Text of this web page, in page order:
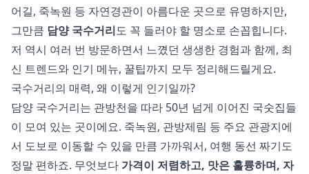
어길, 죽녹원 등 자연경관이 아름다운 곳으로 유명하지만,
그만큼 담양 국수거리도 꼭 들러야 할 명소로 손꼽힙니다.
저 역시 여러 번 방문하면서 느꼈던 생생한 경험과 함께, 최
신 트렌드와 인기 메뉴, 꿀팁까지 모두 정리해드릴게요.
국수거리의 매력, 왜 이렇게 인기일까?
담양 국수거리는 관방천을 따라 50년 넘게 이어진 국숫집들
이 모여 있는 곳이에요. 죽녹원, 관방제림 등 주요 관광지에
서 도보로 이동할 수 있을 만큼 가까워서, 여행 동선 짜기도
정말 편하죠. 무엇보다 가격이 저렴하고, 맛은 훌륭하며, 자